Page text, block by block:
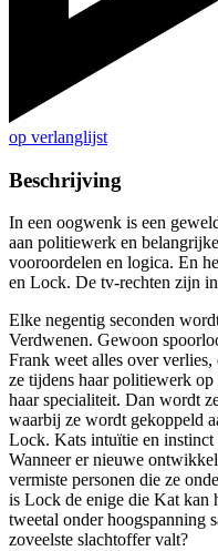
op verlanglijst
Beschrijving
In een oogwenk is een
aan politiewerk en
vooroordelen en logica. En
en Lock. De tv-rechten zijn
Elke negentig seconden
Verdwenen. Gewoon
Frank weet alles over
ze tijdens haar politiewerk
haar specialiteit. Dan wordt
waarbij ze wordt gekoppeld
Lock. Kats intuïtie en
Wanneer er nieuwe
vermiste personen die ze
is Lock de enige die Kat kan
tweetal onder hoogspanning
zoveelste slachtoffer valt?